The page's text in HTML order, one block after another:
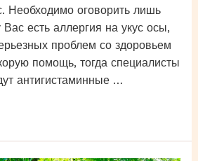
Необходимо оговорить лишь
есть аллергия на укус осы,
проблем со здоровьем
помощь, тогда специалисты
антигистаминные …